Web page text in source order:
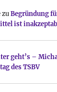
zuBegründung
ist
geht’s –
des TSBV